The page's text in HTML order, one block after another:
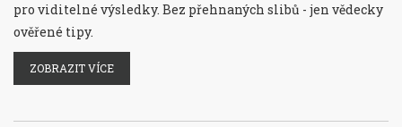
pro viditelné výsledky. Bez přehnaných slibů - jen vědecky
ověřené tipy.
ZOBRAZIT VÍCE